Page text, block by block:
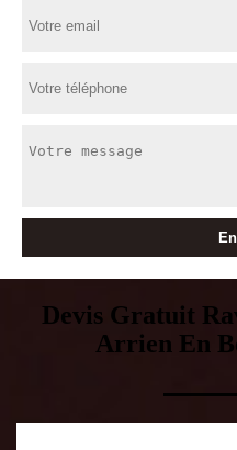
Devis Gratuit
Arrien En